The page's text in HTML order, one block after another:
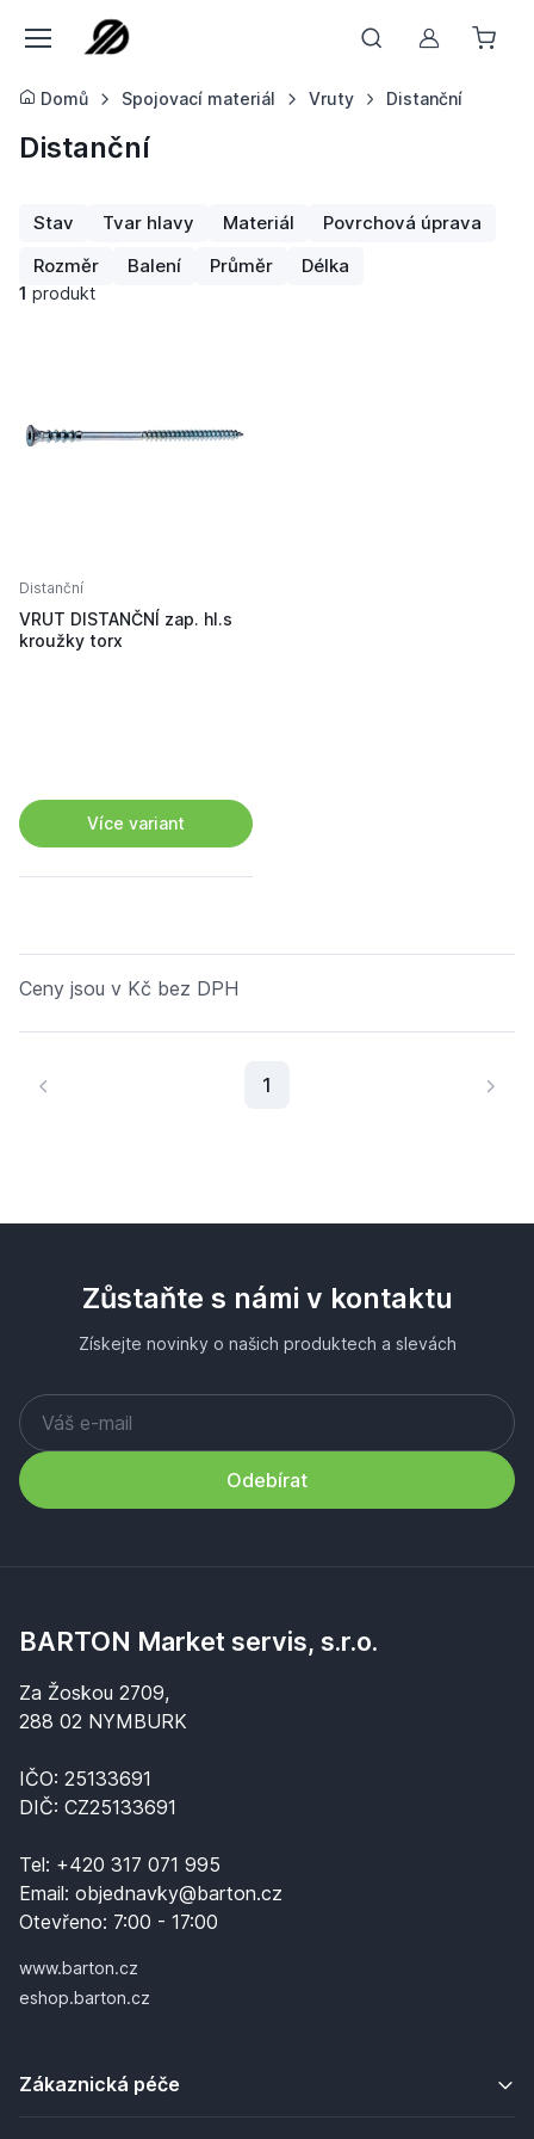
Můj účet
Domů Spojovací materiál Vruty Distanční
Distanční
Stav Tvar hlavy Materiál
Povrchová úprava
Rozměr
Balení Průměr Délka
1 produkt
Distanční
VRUT DISTANČNÍ zap. hl.s
kroužky torx
Více variant
Ceny jsou v Kč bez DPH
1
Zůstaňte s námi v kontaktu
Získejte novinky o našich produktech a slevách
Odebírat
BARTON Market servis, s.r.o.
Za Žoskou 2709,
288 02 NYMBURK
IČO: 25133691
DIČ: CZ25133691
Tel: +420 317 071 995
Email: objednavky@barton.cz
Otevřeno: 7:00 - 17:00
www.barton.cz
eshop.barton.cz
Zákaznická péče